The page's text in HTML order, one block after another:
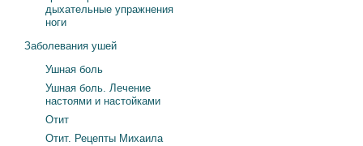
дыхательные упражнения
ноги
Заболевания ушей
Ушная боль
Ушная боль. Лечение
настоями и настойками
Отит
Отит. Рецепты Михаила